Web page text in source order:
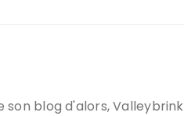
blog d'alors, Valleybrink